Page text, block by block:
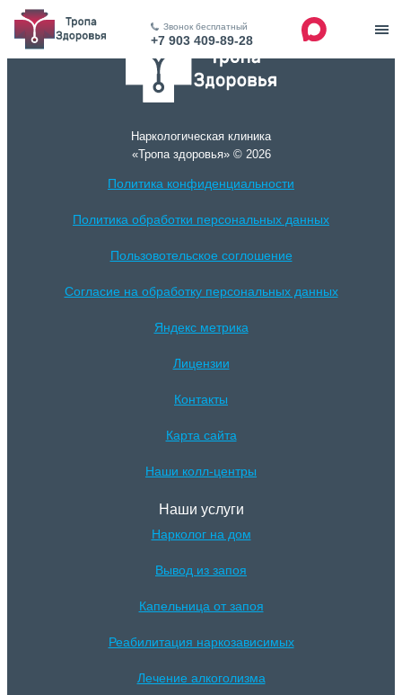
Звонок бесплатный
+7 903 409-89-28
Наркологическая клиника
«Тропа здоровья» © 2026
Политика конфиденциальности
Политика обработки персональных данных
Пользовотельское соглошение
Согласие на обработку персональных данных
Яндекс метрика
Лицензии
Контакты
Карта сайта
Наши колл-центры
Наши услуги
Нарколог на дом
Вывод из запоя
Капельница от запоя
Реабилитация наркозависимых
Лечение алкоголизма